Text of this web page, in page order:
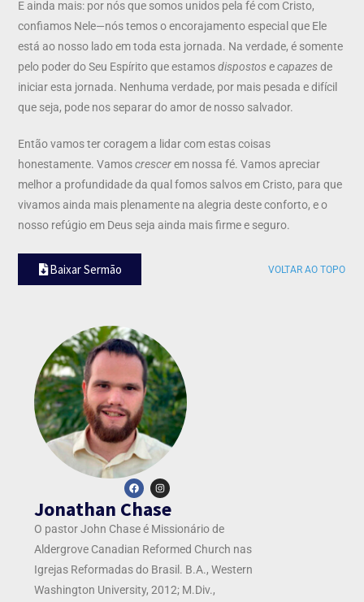
E ainda mais: por nós que somos unidos pela fé com Cristo,
confiamos Nele—nós temos o encorajamento especial que Ele
está ao nosso lado em toda esta jornada. Na verdade, é somente
pelo poder do Seu Espírito que estamosdispostosecapazesde
iniciar esta jornada. Nenhuma verdade, por mais pesada e difícil
que seja, pode nos separar do amor de nosso salvador.
Então vamos ter coragem a lidar com estas coisas
honestamente. Vamoscrescerem nossa fé. Vamos apreciar
melhor a profundidade da qual fomos salvos em Cristo, para que
vivamos ainda mais plenamente na alegria deste conforto, e o
nosso refúgio em Deus seja ainda mais firme e seguro.
Baixar Sermão VOLTAR AO TOPO
Jonathan Chase
O pastor John Chase é Missionário de
Aldergrove Canadian Reformed Church nas
Igrejas Reformadas do Brasil. B.A., Western
Washington University, 2012; M.Div.,